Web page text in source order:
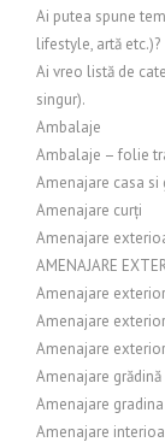
Ai putea spune
lifestyle, artă etc.)?
Ai vreo listă de
singur).
Ambalaje
Ambalaje – folie
Amenajare casa si
Amenajare curți
Amenajare
AMENAJARE
Amenajare exterior
Amenajare
Amenajare
Amenajare grădină
Amenajare
Amenajare